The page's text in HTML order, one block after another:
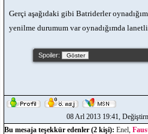
Gerçi aşağıdaki gibi Batriderler
yenilme durumum var oynadığımda
Spoiler:
08 Arl 2013 19:41,
Bu mesaja teşekkür edenler (2 kişi): Enel